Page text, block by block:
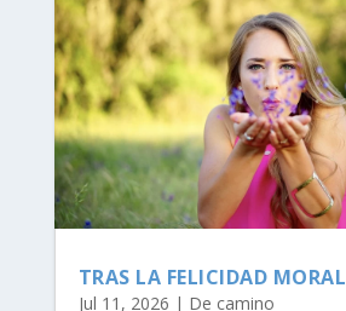
TRAS LA FELICIDAD MORAL
Jul 11, 2026 | De camino